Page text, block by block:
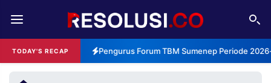
TODAY'S RECAP Pengurus Forum TBM Sumenep Periode
REDAKSI TENTANG
RESOLUSI IKLAN